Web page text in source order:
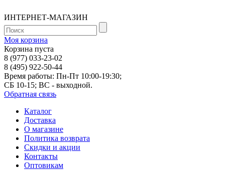
ИНТЕРНЕТ-МАГАЗИН
Моя корзина
Корзина пуста
8 (977) 033-23-02
8 (495) 922-50-44
Время работы: Пн-Пт 10:00-19:30;
СБ 10-15; ВС - выходной.
Обратная связь
Каталог
Доставка
О магазине
Политика возврата
Скидки и акции
Контакты
Оптовикам